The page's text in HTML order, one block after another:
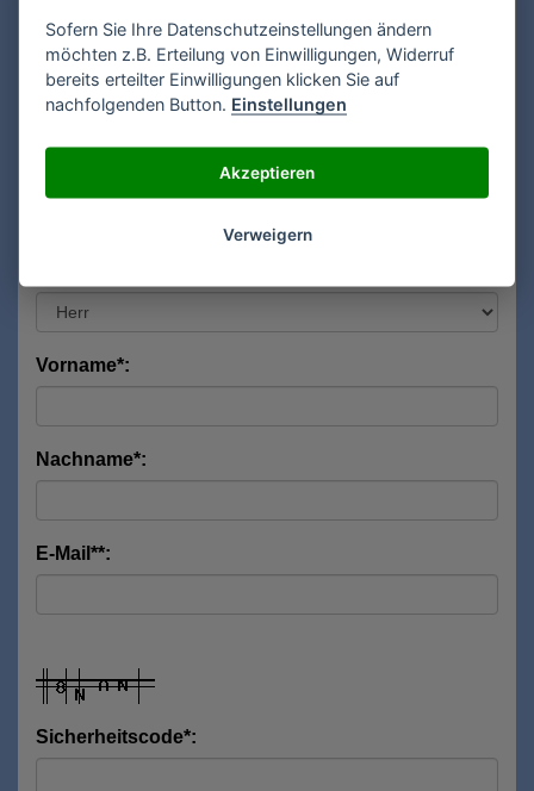
Hersteller:
Vorname*:
Nachname*:
E-Mail**:
Sicherheitscode*:
Sofern Sie Ihre Datenschutzeinstellungen ändern
möchten z.B. Erteilung von Einwilligungen, Widerruf
bereits erteilter Einwilligungen klicken Sie auf
nachfolgenden Button. Einstellungen
Akzeptieren
Verweigern